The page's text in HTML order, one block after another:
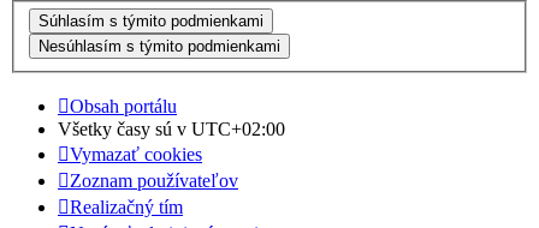
Obsah portálu
Všetky časy sú v UTC+02:00
Vymazať cookies
Zoznam používateľov
Realizačný tím